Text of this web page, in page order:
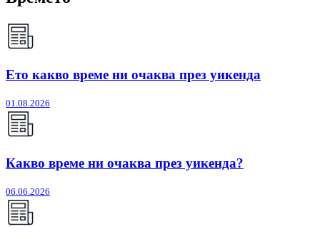
Ето какво време ни очаква през уикенда
01.08.2026
Какво време ни очаква през уикенда?
06.06.2026